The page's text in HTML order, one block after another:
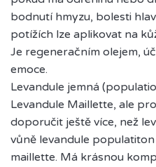
bodnutí hmyzu, bolesti
potížích lze aplikovat na
Je regeneračním olejem,
emoce.
Levandule jemná
Levandule Maillette, ale
doporučit ještě více, než
vůně levandule
maillette. Má krásnou